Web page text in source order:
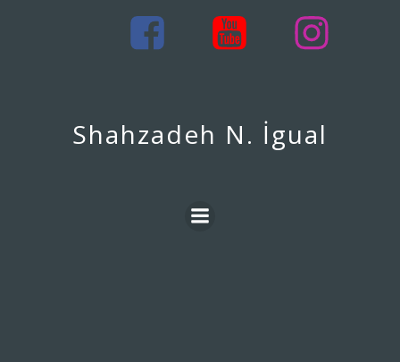
geç
Shahzadeh N. İgual